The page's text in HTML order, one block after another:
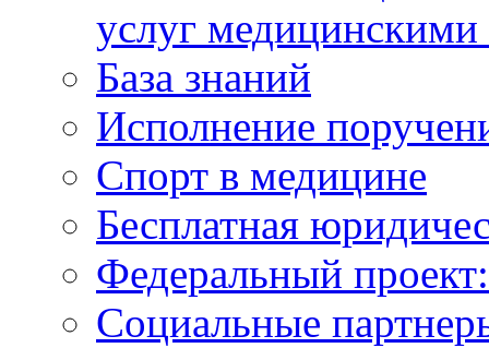
услуг
База знаний
Исполнение
Спорт в медицине
Бесплатная
Федеральный
Социальные